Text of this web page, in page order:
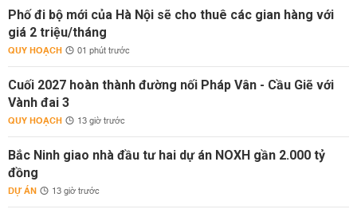
Phố đi bộ mới của Hà Nội sẽ cho thuê các gian hàng với
giá 2 triệu/tháng
QUY HOẠCH 01 phút trước
Cuối 2027 hoàn thành đường nối Pháp Vân - Cầu Giẽ với
Vành đai 3
QUY HOẠCH 13 giờ trước
Bắc Ninh giao nhà đầu tư hai dự án NOXH gần 2.000 tỷ
đồng
DỰ ÁN 13 giờ trước